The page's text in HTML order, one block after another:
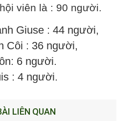
viên là : 90 người.
Giuse : 44 người,
Côi : 36 người,
6 người.
: 4 người.
LIÊN QUAN